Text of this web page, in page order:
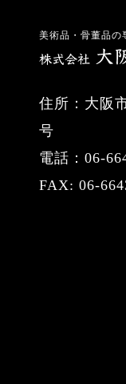
美術品・骨董品の
住所：大阪
号
電話：06-
FAX: 06-